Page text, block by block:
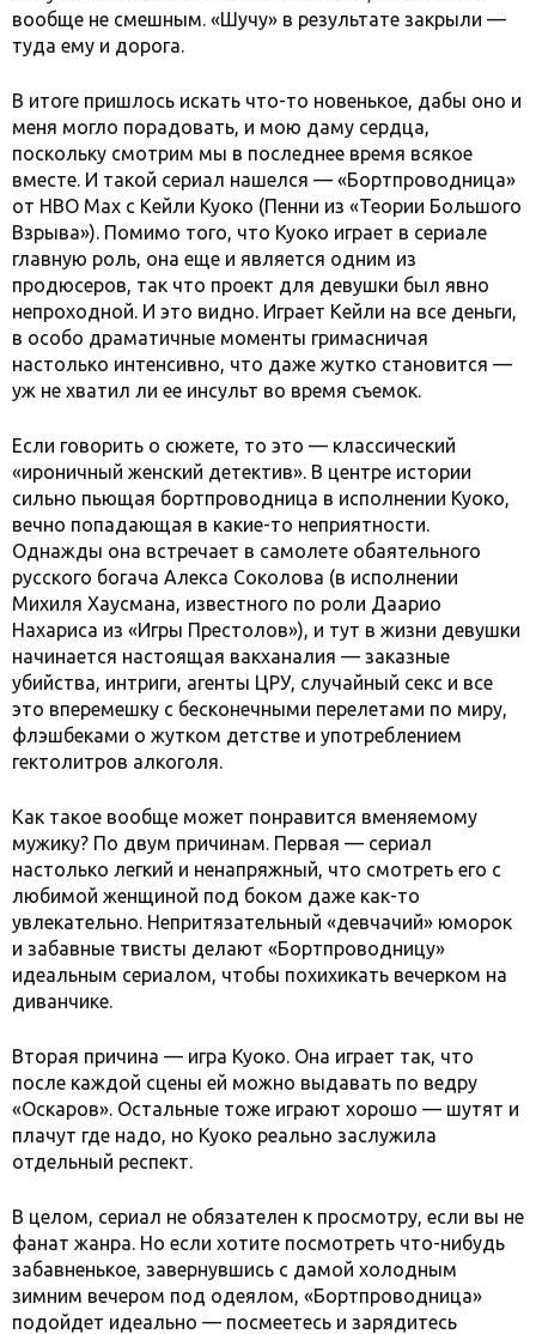
вообще не смешным. «Шучу» в результате закрыли —
туда ему и дорога.
В итоге пришлось искать что-то новенькое, дабы оно и
меня могло порадовать, и мою даму сердца,
поскольку смотрим мы в последнее время всякое
вместе. И такой сериал нашелся — «Бортпроводница»
от HBO Max c Кейли Куоко (Пенни из «Теории Большого
Взрыва»). Помимо того, что Куоко играет в сериале
главную роль, она еще и является одним из
продюсеров, так что проект для девушки был явно
непроходной. И это видно. Играет Кейли на все деньги,
в особо драматичные моменты гримасничая
настолько интенсивно, что даже жутко становится —
уж не хватил ли ее инсульт во время съемок.
Если говорить о сюжете, то это — классический
«ироничный женский детектив». В центре истории
сильно пьющая бортпроводница в исполнении Куоко,
вечно попадающая в какие-то неприятности.
Однажды она встречает в самолете обаятельного
русского богача Алекса Соколова (в исполнении
Михиля Хаусмана, известного по роли Даарио
Нахариса из «Игры Престолов»), и тут в жизни девушки
начинается настоящая вакханалия — заказные
убийства, интриги, агенты ЦРУ, случайный секс и все
это вперемешку с бесконечными перелетами по миру,
флэшбеками о жутком детстве и употреблением
гектолитров алкоголя.
Как такое вообще может понравится вменяемому
мужику? По двум причинам. Первая — сериал
настолько легкий и ненапряжный, что смотреть его с
любимой женщиной под боком даже как-то
увлекательно. Непритязательный «девчачий» юморок
и забавные твисты делают «Бортпроводницу»
идеальным сериалом, чтобы похихикать вечерком на
диванчике.
Вторая причина — игра Куоко. Она играет так, что
после каждой сцены ей можно выдавать по ведру
«Оскаров». Остальные тоже играют хорошо — шутят и
плачут где надо, но Куоко реально заслужила
отдельный респект.
В целом, сериал не обязателен к просмотру, если вы не
фанат жанра. Но если хотите посмотреть что-нибудь
забавненькое, завернувшись с дамой холодным
зимним вечером под одеялом, «Бортпроводница»
подойдет идеально — посмеетесь и зарядитесь